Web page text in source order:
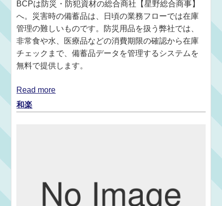
BCPは防災・防犯資材の総合商社【星野総合商事】
へ。災害時の備蓄品は、日頃の業務フローでは在庫
管理の難しいものです。防災用品を扱う弊社では、
非常食や水、医療品などの消費期限の確認から在庫
チェックまで、備蓄品データを管理するシステムを
無料で提供します。
Read more
和楽